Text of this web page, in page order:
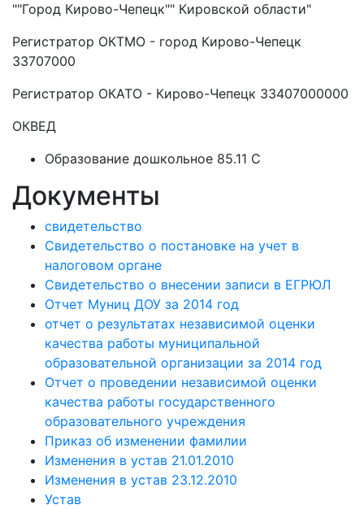
""Город Кирово-Чепецк"" Кировской области"
Регистратор ОКТМО - город Кирово-Чепецк
33707000
Регистратор ОКАТО - Кирово-Чепецк 33407000000
ОКВЕД
Образование дошкольное 85.11 C
Документы
свидетельство
Свидетельство о постановке на учет в
налоговом органе
Свидетельство о внесении записи в ЕГРЮЛ
Отчет Муниц ДОУ за 2014 год
отчет о результатах независимой оценки
качества работы муниципальной
образовательной организации за 2014 год
Отчет о проведении независимой оценки
качества работы государственного
образовательного учреждения
Приказ об изменении фамилии
Изменения в устав 21.01.2010
Изменения в устав 23.12.2010
Устав